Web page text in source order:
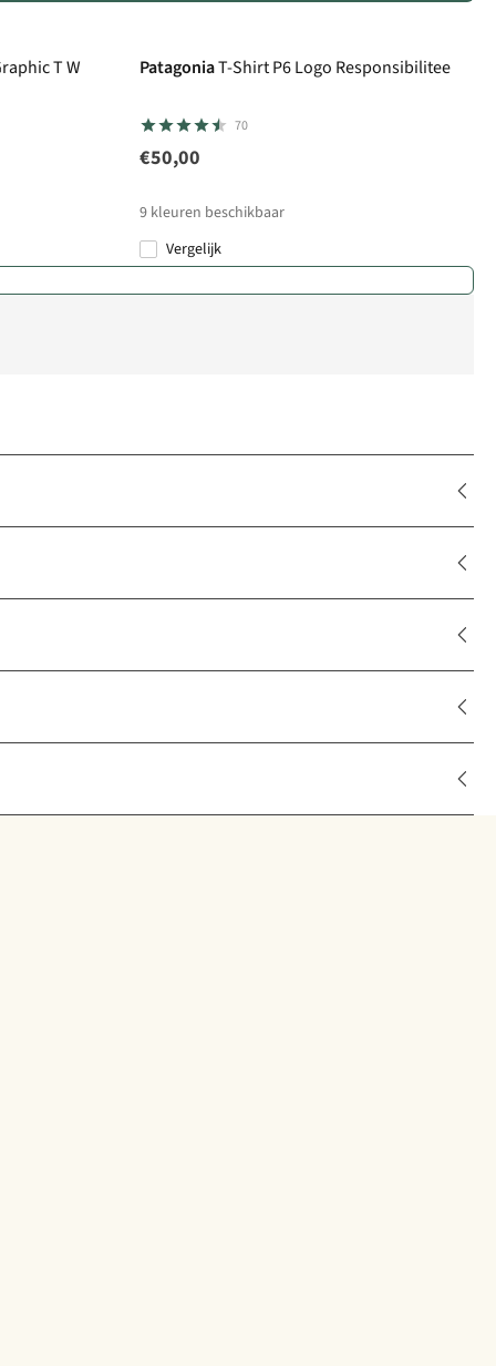
T W PatagoniaT-Shirt P6 Logo Responsibilitee
70
€50,00
9 kleuren beschikbaar
Vergelijk